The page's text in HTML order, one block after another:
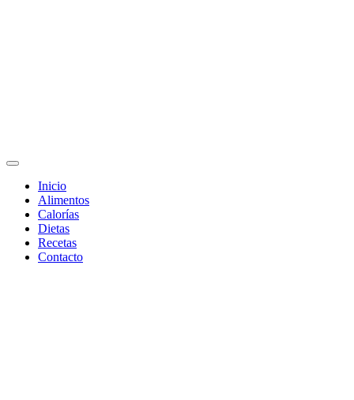
Adelgaza con en tu linea-
alimentos saludables
Inicio
Alimentos
Calorías
Dietas
Recetas
Contacto